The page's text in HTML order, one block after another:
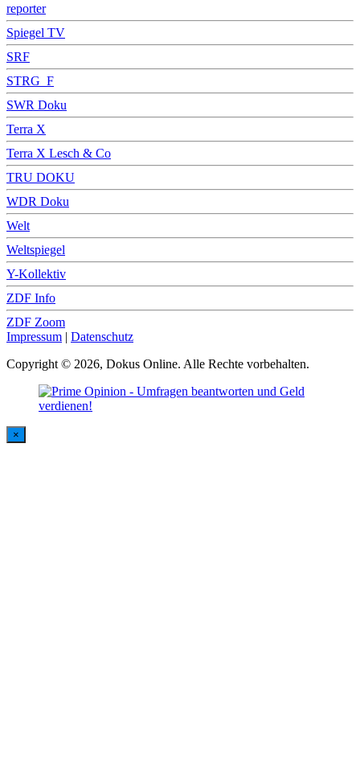
reporter
Spiegel TV
SRF
STRG_F
SWR Doku
Terra X
Terra X Lesch & Co
TRU DOKU
WDR Doku
Welt
Weltspiegel
Y-Kollektiv
ZDF Info
ZDF Zoom
Impressum | Datenschutz
Copyright © 2026, Dokus Online. Alle Rechte vorbehalten.
×